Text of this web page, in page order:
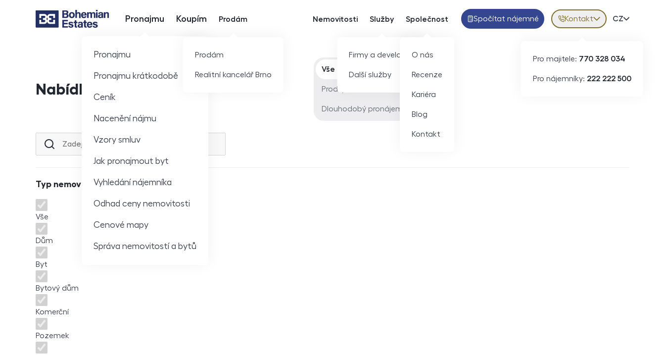
Hlavní nabídka
Pronajmu
Pronajmu
Pronajmu krátkodobě
Ceník
Nacenění nájmu
Vzory smluv
Jak pronajmout byt
Vyhledání nájemníka
Odhad ceny nemovitosti
Cenové mapy
Správa nemovitostí a bytů
Koupím Prodám
Prodám
Realitní kancelář Brno
Nemovitosti Služby
Firmy a developeři
Další služby
Společnost
O nás
Recenze
Kariéra
Blog
Kontakt
Spočítat nájemné Kontakt
Pro majitele: 770 328 034
Pro nájemníky: 222 222 500
Volba
CZ
Nabídka nemovitostí
Typ nabídky
Vše
Prodej
Dlouhodobý pronájem
Lokalita nebo ulice
Typ nemovitosti
Typ nemovitosti
Vše
Dům
Byt
Bytový dům
Komerční
Pozemek